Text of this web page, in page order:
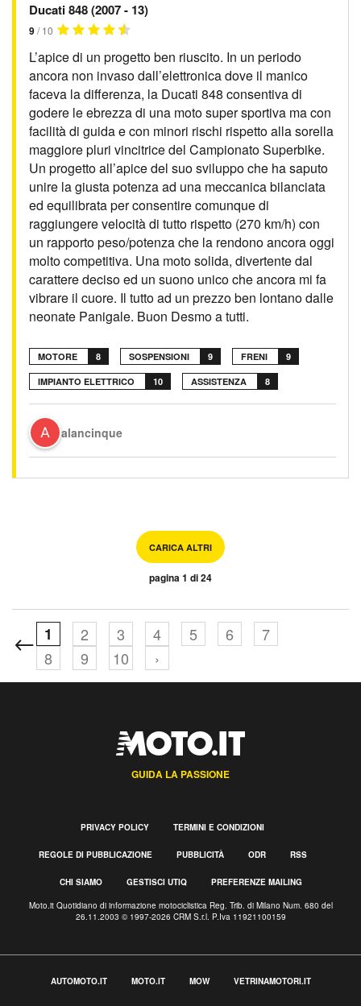
Ducati 848 (2007 - 13)
9/ 10
L’apice di un progetto ben riuscito. In un periodo
ancora non invaso dall’elettronica dove il manico
faceva la differenza, la Ducati 848 consentiva di
godere le ebrezza di una moto super sportiva ma con
facilità di guida e con minori rischi rispetto alla sorella
maggiore pluri vincitrice del Campionato Superbike.
Un progetto all’apice del suo sviluppo che ha saputo
unire la giusta potenza ad una meccanica bilanciata
ed equilibrata per consentire comunque di
raggiungere velocità di tutto rispetto (270 km/h) con
un rapporto peso/potenza che la rendono ancora oggi
molto competitiva. Una moto solida, divertente dal
carattere deciso ed un suono unico che ancora mi fa
vibrare il cuore. Il tutto ad un prezzo ben lontano dalle
neonate Panigale. Buon Desmo a tutti.
MOTORE 8 SOSPENSIONI 9 FRENI 9
IMPIANTO ELETTRICO 10 ASSISTENZA 8
alancinque
CARICA ALTRI
pagina 1 di 24
1 2 3 4 5 6
7
8
9 10 ›
GUIDA LA PASSIONE
PRIVACY POLICY TERMINI E CONDIZIONI
REGOLE DI PUBBLICAZIONE PUBBLICITÀ ODR RSS
CHI SIAMO GESTISCI UTIQ PREFERENZE MAILING
Moto.it Quotidiano di informazione motociclistica Reg. Trib. di Milano Num. 680 del
26.11.2003 © 1997-2026 CRM S.r.l. P.Iva 11921100159
AUTOMOTO.IT MOTO.IT MOW VETRINAMOTORI.IT